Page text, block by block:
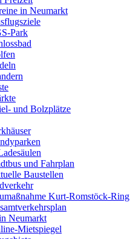
in Neumarkt
Park
und Bolzplätze
und Fahrplan
Baustellen
Kurt-Romstöck-Ring
Neumarkt
Mietspiegel